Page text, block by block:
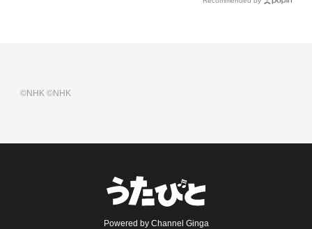
©NHK©NHK
Powered by Channel Ginga